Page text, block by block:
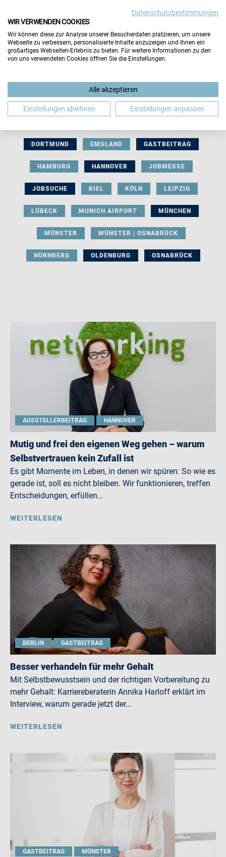
BERUFLICHE ORIENTIERUNG BEWERBUNG
DORTMUND EMSLAND GASTBEITRAG
HAMBURG HANNOVER JOBMESSE
JOBSUCHE KIEL KÖLN LEIPZIG
LÜBECK MUNICH AIRPORT MÜNCHEN
MÜNSTER MÜNSTER | OSNABRÜCK
NÜRNBERG OLDENBURG OSNABRÜCK
AUSSTELLERBEITRAG HANNOVER
Mutig und frei den eigenen Weg gehen – warum
Selbstvertrauen kein Zufall ist
Es gibt Momente im Leben, in denen wir spüren: So wie es
gerade ist, soll es nicht bleiben. Wir funktionieren, treffen
Entscheidungen, erfüllen…
WEITERLESEN
BERLIN GASTBEITRAG
Besser verhandeln für mehr Gehalt
Mit Selbstbewusstsein und der richtigen Vorbereitung zu
mehr Gehalt: Karriereberaterin Annika Harloff erklärt im
Interview, warum gerade jetzt der…
WEITERLESEN
GASTBEITRAG MÜNSTER
Datenschutzbestimmungen
WIR VERWENDEN COOKIES
Wir können diese zur Analyse unserer Besucherdaten platzieren, um unsere
Webseite zu verbessern, personalisierte Inhalte anzuzeigen und Ihnen ein
großartiges Webseiten-Erlebnis zu bieten. Für weitere Informationen zu den
von uns verwendeten Cookies öffnen Sie die Einstellungen.
Alle akzeptieren
Einstellungen ablehnen Einstellungen anpassen